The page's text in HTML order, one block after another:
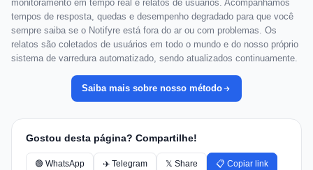
monitoramento em tempo real e relatos de usuários. Acompanhamos
tempos de resposta, quedas e desempenho degradado para que você
sempre saiba se o Notifyre está fora do ar ou com problemas. Os
relatos são coletados de usuários em todo o mundo e do nosso próprio
sistema de varredura automatizado, sendo atualizados continuamente.
Saiba mais sobre nosso método
Gostou desta página? Compartilhe!
🟢 WhatsApp ✈️ Telegram 𝕏 Share 📋 Copiar link